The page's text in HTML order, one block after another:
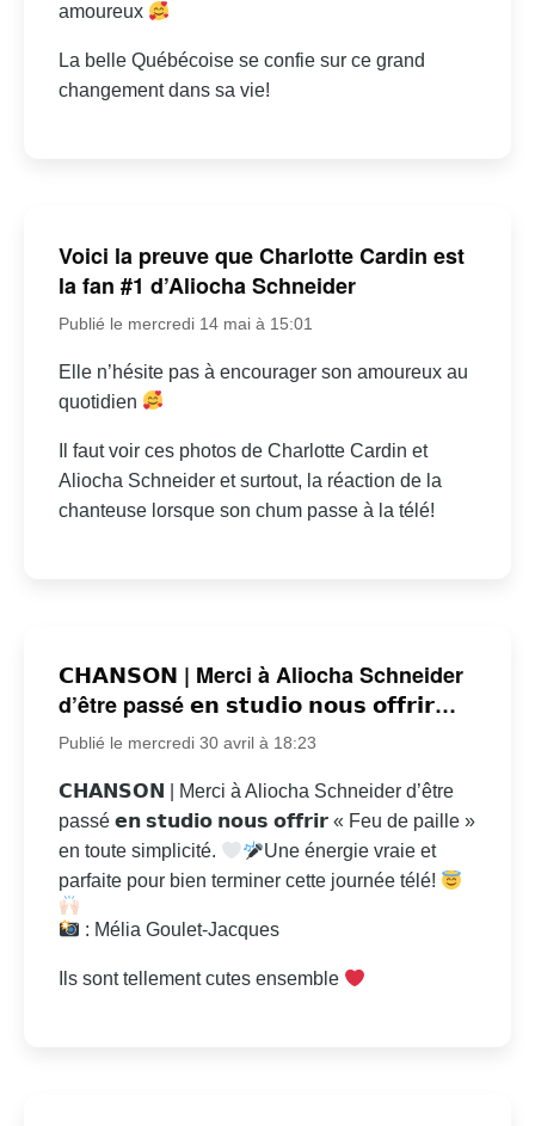
amoureux
La belle Québécoise se confie sur ce grand
changement dans sa vie!
Voici la preuve que Charlotte Cardin est
la fan #1 d’Aliocha Schneider
Publié le mercredi 14 mai à 15:01
Elle n’hésite pas à encourager son amoureux au
quotidien
Il faut voir ces photos de Charlotte Cardin et
Aliocha Schneider et surtout, la réaction de la
chanteuse lorsque son chum passe à la télé!
𝗖𝗛𝗔𝗡𝗦𝗢𝗡 | Merci à Aliocha Schneider
d’être passé 𝗲𝗻 𝘀𝘁𝘂𝗱𝗶𝗼 𝗻𝗼𝘂𝘀 𝗼𝗳𝗳𝗿𝗶𝗿…
Publié le mercredi 30 avril à 18:23
𝗖𝗛𝗔𝗡𝗦𝗢𝗡 | Merci à Aliocha Schneider d’être
passé 𝗲𝗻 𝘀𝘁𝘂𝗱𝗶𝗼 𝗻𝗼𝘂𝘀 𝗼𝗳𝗳𝗿𝗶𝗿 « Feu de paille »
en toute simplicité.
Une énergie vraie et
parfaite pour bien terminer cette journée télé!
: Mélia Goulet-Jacques
Ils sont tellement cutes ensemble